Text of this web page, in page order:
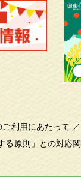
ご利用にあたって ／
る原則」との対応